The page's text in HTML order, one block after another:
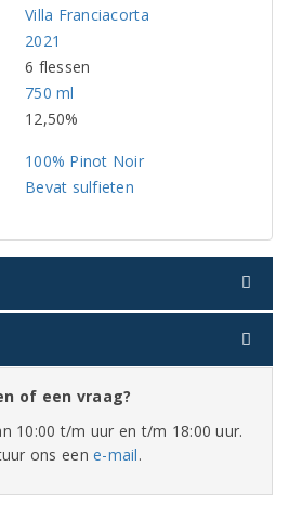
Villa Franciacorta
2021
6 flessen
750 ml
12,50%
100% Pinot Noir
Bevat sulfieten
of een vraag?
10:00 t/m uur en t/m 18:00 uur.
ons eene-mail.